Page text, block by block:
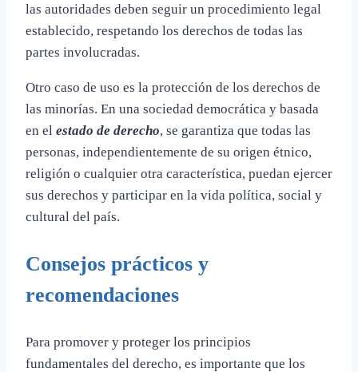
las autoridades deben seguir un procedimiento legal
establecido, respetando los derechos de todas las
partes involucradas.
Otro caso de uso es la protección de los derechos de
las minorías. En una sociedad democrática y basada
en el estado de derecho, se garantiza que todas las
personas, independientemente de su origen étnico,
religión o cualquier otra característica, puedan ejercer
sus derechos y participar en la vida política, social y
cultural del país.
Consejos prácticos y
recomendaciones
Para promover y proteger los principios
fundamentales del derecho, es importante que los